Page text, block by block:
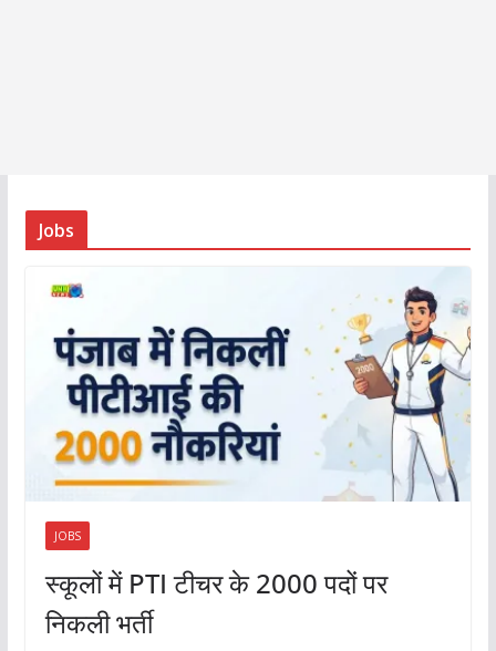
Jobs
JOBS
स्कूलों में PTI टीचर के 2000 पदों पर
निकली भर्ती